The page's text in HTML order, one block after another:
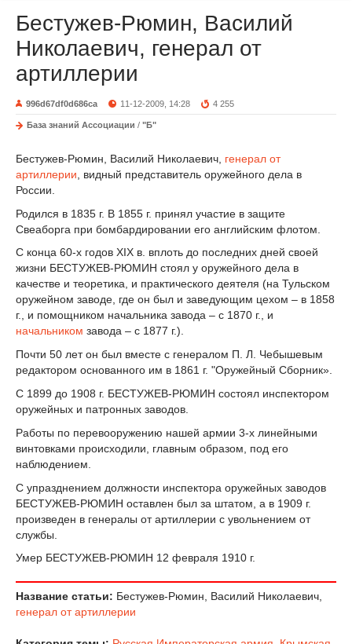
Бестужев-Рюмин, Василий
Николаевич, генерал от
артиллерии
996d67df0d686ca 11-12-2009, 14:28 4 255
База знаний Ассоциации / "Б"
Бестужев-Рюмин, Василий Николаевич, генерал от
артиллерии , видный представитель оружейного дела в
России.
Родился в 1835 г. В 1855 г. принял участие в защите
Свеаборга при бомбардировании его английским флотом.
С конца 60-х годов XIX в. вплоть до последних дней своей
жизни БЕСТУЖЕВ-РЮМИН стоял у оружейного дела в
качестве и теоретика, и практического деятеля (на Тульском
оружейном заводе, где он был и заведующим цехом – в 1858
г., и помощником начальника завода – с 1870 г., и
начальником завода – с 1877 г.).
Почти 50 лет он был вместе с генералом П. Л. Чебышевым
редактором основанного им в 1861 г. "Оружейный Сборник».
С 1899 до 1908 г. БЕСТУЖЕВ-РЮМИН состоял инспектором
оружейных и патронных заводов.
Работы по перевооружению нашей армии 3-х линейными
винтовками происходили, главным образом, под его
наблюдением.
С упразднением должности инспектора оружейных заводов
БЕСТУЖЕВ-РЮМИН оставлен был за штатом, а в 1909 г.
произведен в генералы от артиллерии с увольнением от
службы.
Умер БЕСТУЖЕВ-РЮМИН 12 февраля 1910 г.
Название статьи: Бестужев-Рюмин, Василий Николаевич,
генерал от артиллерии